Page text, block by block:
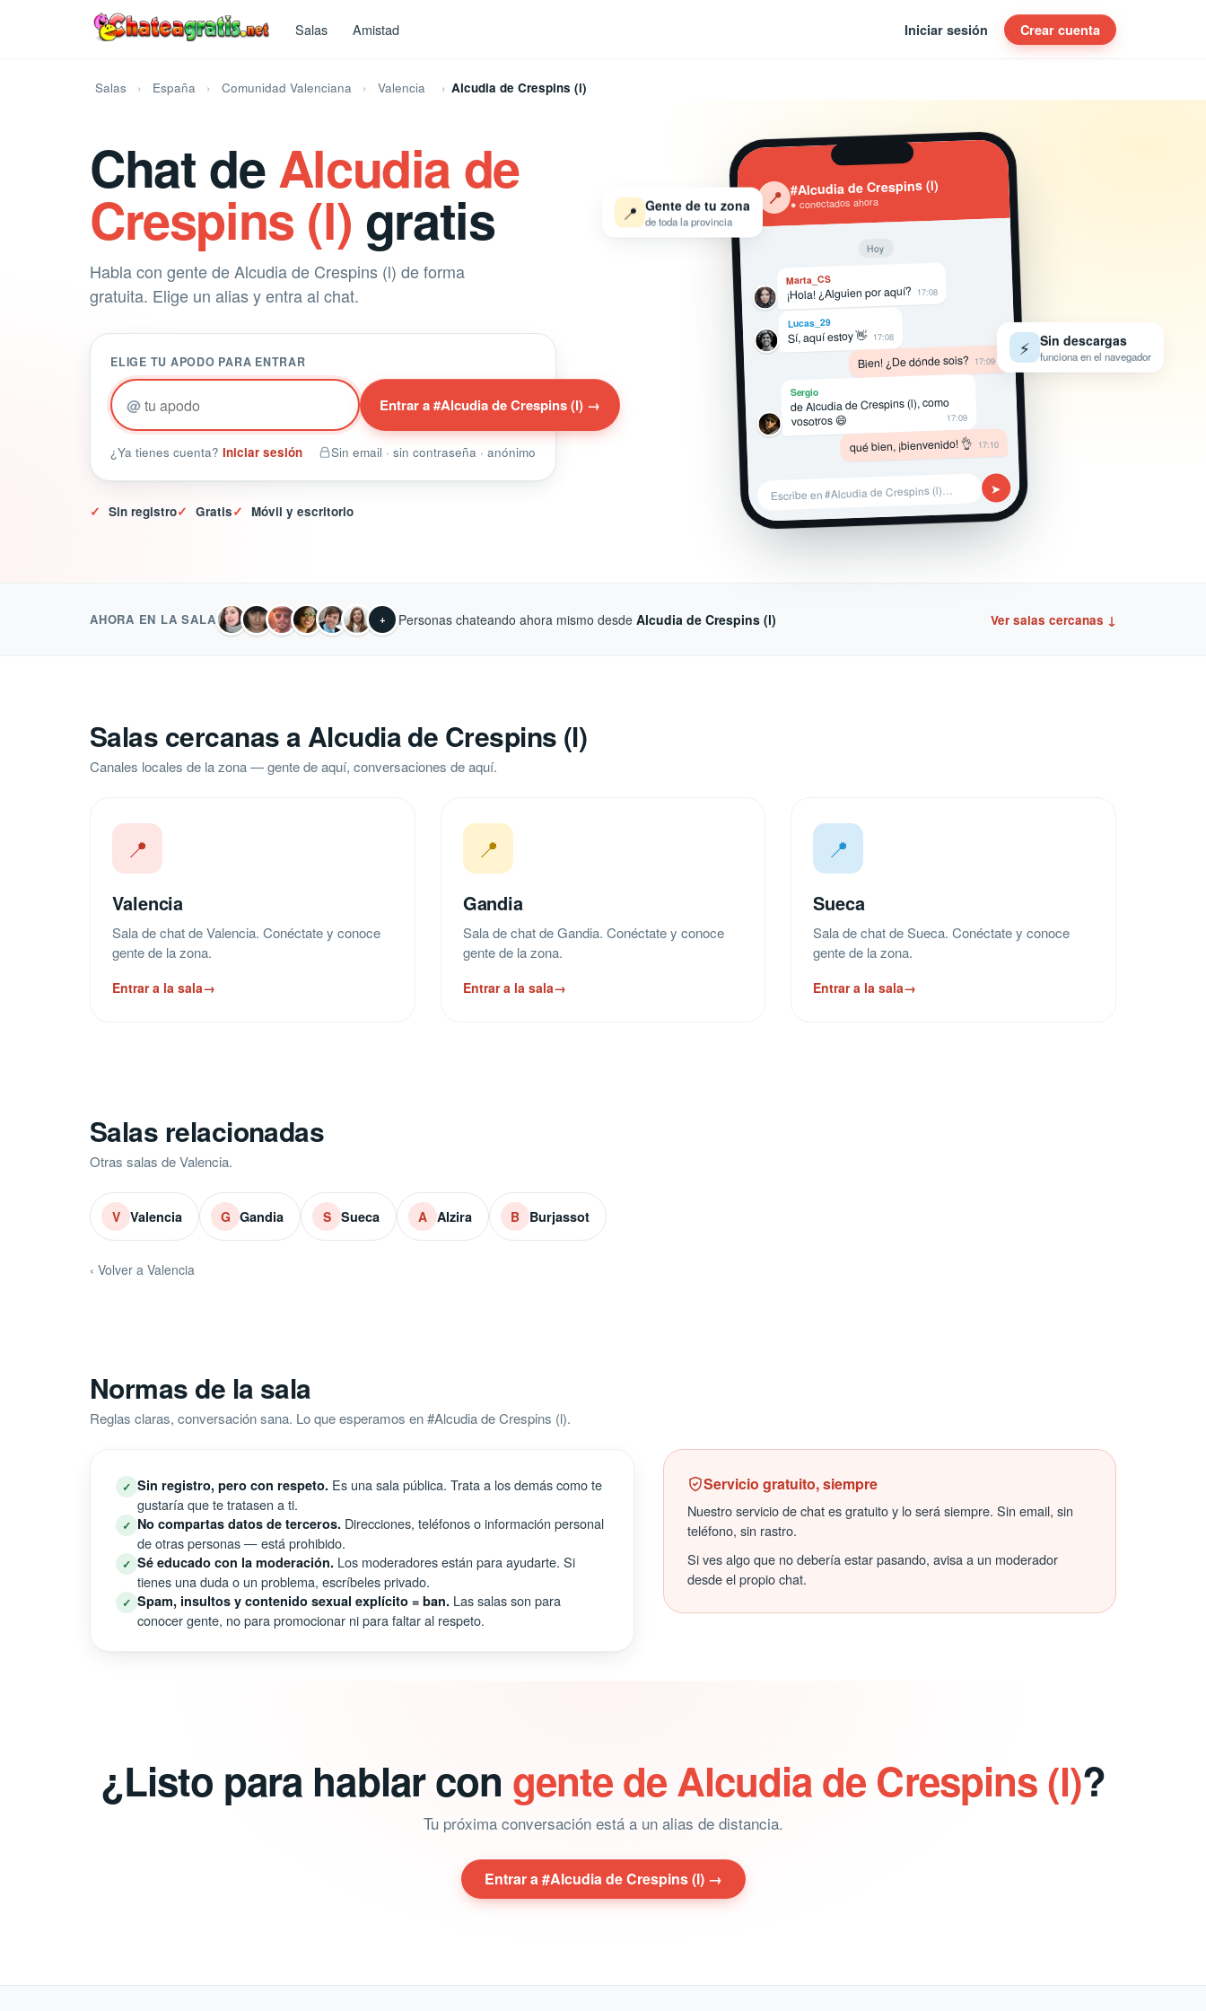
Salas Amistad Iniciar sesión Crear cuenta
Salas España Comunidad Valenciana Valencia Alcudia de Crespins (l)
Chat deAlcudia de
Crespins (l) gratis
Habla con gente de Alcudia de Crespins (l) de forma
gratuita. Elige un alias y entra al chat.
ELIGE TU APODO PARA ENTRAR
@ Entrar a #Alcudia de Crespins (l) →
¿Ya tienes cuenta? Iniciar sesión Sin email · sin contraseña · anónimo
✓ Sin registro✓ Gratis✓ Móvil y escritorio
‹ 📍 #Alcudia de Crespins (l)
● conectados ahora
Hoy
Marta_CS
¡Hola! ¿Alguien por aquí? 17:08
Lucas_29
Sí, aquí estoy 👋 17:08
Bien! ¿De dónde sois? 17:09
Sergio
de Alcudia de Crespins (l), como
vosotros 😄 17:09
qué bien, ¡bienvenido! 👌 17:10
Escribe en #Alcudia de Crespins (l)… ➤
📍 Gente de tu zona
de toda la provincia
⚡ Sin descargas
funciona en el navegador
AHORA EN LA SALA + Personas chateando ahora mismo desdeAlcudia de Crespins (l) Ver salas cercanas ↓
Salas cercanas a Alcudia de Crespins (l)
Canales locales de la zona — gente de aquí, conversaciones de aquí.
📍
Valencia
Sala de chat de Valencia. Conéctate y conoce
gente de la zona.
Entrar a la sala→
📍
Gandia
Sala de chat de Gandia. Conéctate y conoce
gente de la zona.
Entrar a la sala→
📍
Sueca
Sala de chat de Sueca. Conéctate y conoce
gente de la zona.
Entrar a la sala→
Salas relacionadas
Otras salas de Valencia.
V Valencia G Gandia S Sueca A Alzira B Burjassot
‹ Volver a Valencia
Normas de la sala
Reglas claras, conversación sana. Lo que esperamos en #Alcudia de Crespins (l).
✓ Sin registro, pero con respeto. Es una sala pública. Trata a los demás como te
gustaría que te tratasen a ti.
✓ No compartas datos de terceros. Direcciones, teléfonos o información personal
de otras personas — está prohibido.
✓ Sé educado con la moderación. Los moderadores están para ayudarte. Si
tienes una duda o un problema, escríbeles privado.
✓ Spam, insultos y contenido sexual explícito = ban. Las salas son para
conocer gente, no para promocionar ni para faltar al respeto.
Servicio gratuito, siempre
Nuestro servicio de chat es gratuito y lo será siempre. Sin email, sin
teléfono, sin rastro.
Si ves algo que no debería estar pasando, avisa a un moderador
desde el propio chat.
¿Listo para hablar con gente de Alcudia de Crespins (l)?
Tu próxima conversación está a un alias de distancia.
Entrar a #Alcudia de Crespins (l) →